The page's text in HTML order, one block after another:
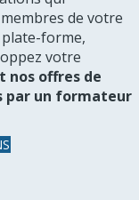
de votre
forme,
votre
nos offres de
par un formateur